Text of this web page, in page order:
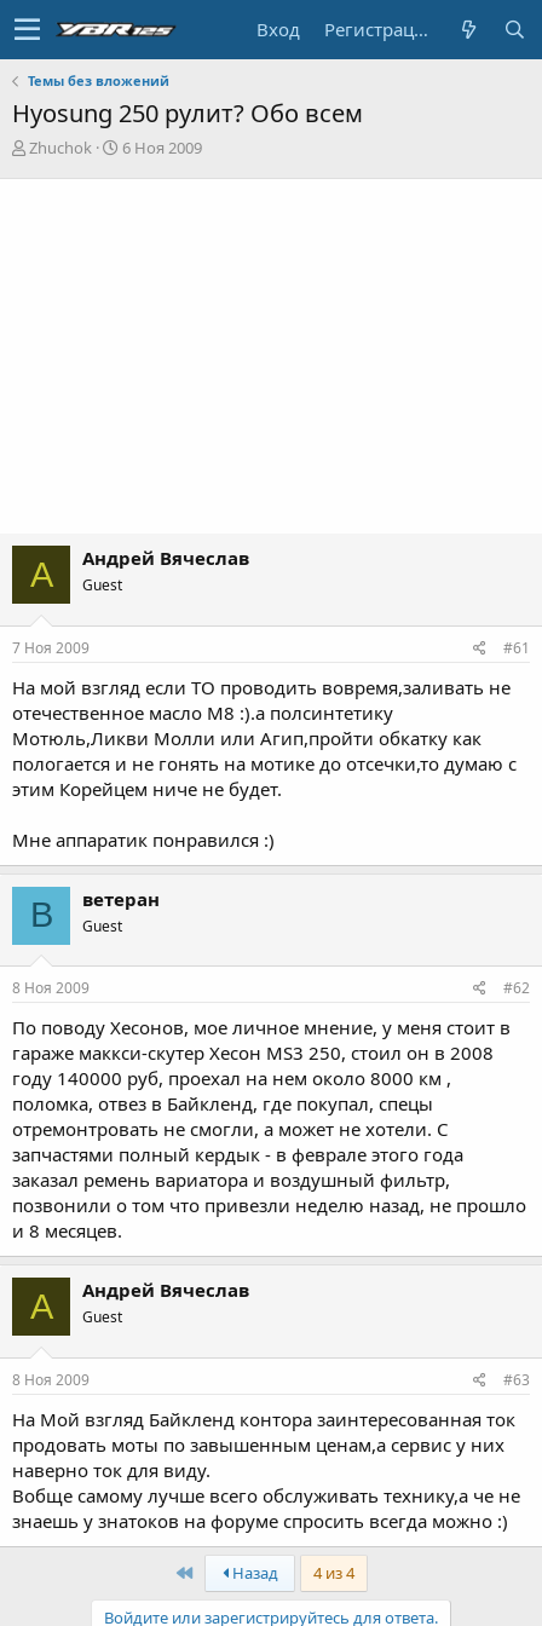
Вход Регистрация
Темы без вложений
Hyosung 250 рулит? Обо всем
А
Zhuchok
Д
6 Ноя 2009
А Андрей Вячеслав
Guest
7 Ноя 2009 #61
На мой взгляд если ТО проводить вовремя,заливать не
отечественное масло М8 :).а полсинтетику
Мотюль,Ликви Молли или Агип,пройти обкатку как
пологается и не гонять на мотике до отсечки,то думаю с
этим Корейцем ниче не будет.
Мне аппаратик понравился :)
В ветеран
Guest
8 Ноя 2009 #62
По поводу Хесонов, мое личное мнение, у меня стоит в
гараже маккси-скутер Хесон MS3 250, стоил он в 2008
году 140000 руб, проехал на нем около 8000 км ,
поломка, отвез в Байкленд, где покупал, спецы
отремонтровать не смогли, а может не хотели. С
запчастями полный кердык - в феврале этого года
заказал ремень вариатора и воздушный фильтр,
позвонили о том что привезли неделю назад, не прошло
и 8 месяцев.
А Андрей Вячеслав
Guest
8 Ноя 2009 #63
На Мой взгляд Байкленд контора заинтересованная ток
продовать моты по завышенным ценам,а сервис у них
наверно ток для виду.
Вобще самому лучше всего обслуживать технику,а че не
знаешь у знатоков на форуме спросить всегда можно :)
First Назад 4 из 4
Войдите или зарегистрируйтесь для ответа.